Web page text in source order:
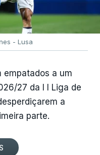
- Lusa
empatados a um
27 da I I Liga de
a
parte.